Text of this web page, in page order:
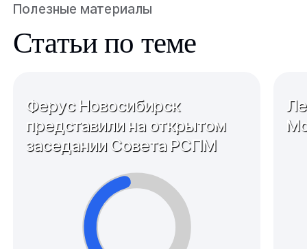
Полезные материалы
Статьи по теме
Ферус Новосибирск
представили на открытом
заседании Совета РСПМ